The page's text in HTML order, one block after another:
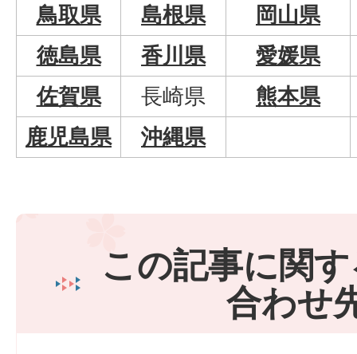
鳥取県
島根県
岡山県
徳島県
香川県
愛媛県
佐賀県
長崎県
熊本県
鹿児島県
沖縄県
この記事に関
合わせ